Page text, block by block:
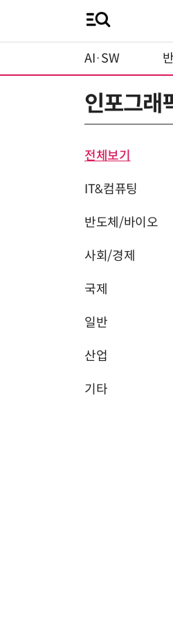
AI·SW
인포그래
전체보기
IT&컴퓨팅
반도체/바이오
사회/경제
국제
일반
산업
기타